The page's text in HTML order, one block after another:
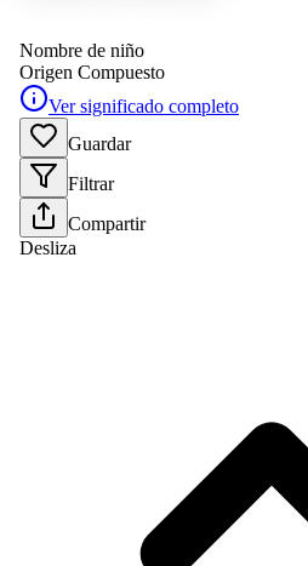
Nombre de niño
Origen Compuesto
Ver significado completo
Guardar
Filtrar
Compartir
Desliza